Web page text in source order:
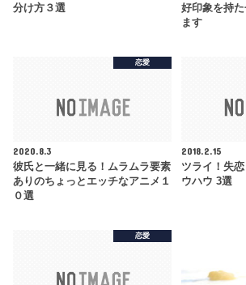
分け方３選
好印象を持
ます
恋愛
2020.8.3
彼氏と一緒に見る！ムラムラ要素
ありのちょっとエッチなアニメ１
０選
2018.2.15
ツライ！失
ウハウ 3選
恋愛